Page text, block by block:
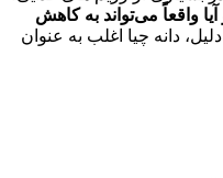
واقعاً می‌تواند به کاهش
دانه چیا اغلب به عنوان